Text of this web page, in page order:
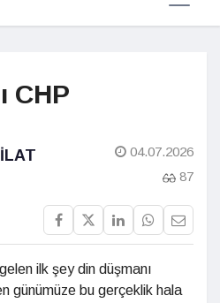
CHP
04.07.2026
87
ilk şey din düşmanı
günümüze bu gerçeklik hala